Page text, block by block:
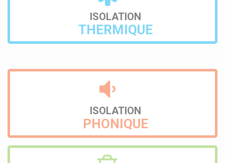
ISOLATION
THERMIQUE
ISOLATION
PHONIQUE